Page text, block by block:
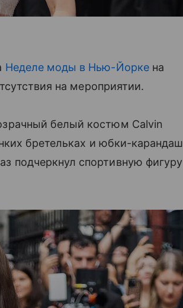
Неделе моды в Нью-Йоркена
на мероприятии.
белый костюм Calvin
бретельках и юбки-карандаш
подчеркнул спортивную фигуру